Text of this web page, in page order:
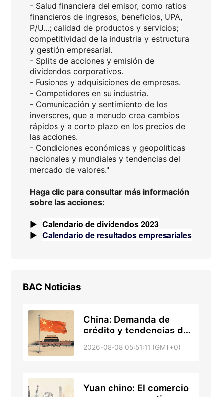
- Salud financiera del emisor, como ratios
financieros de ingresos, beneficios, UPA,
P/U...; calidad de productos y servicios;
competitividad de la industria y estructura
y gestión empresarial.
- Splits de acciones y emisión de
dividendos corporativos.
- Fusiones y adquisiciones de empresas.
- Competidores en su industria.
- Comunicación y sentimiento de los
inversores, que a menudo crea cambios
rápidos y a corto plazo en los precios de
las acciones.
- Condiciones económicas y geopolíticas
nacionales y mundiales y tendencias del
mercado de valores."
Haga clic para consultar más información
sobre las acciones:
▶ Calendario de dividendos 2023
▶ Calendario de resultados empresariales
BAC Noticias
China: Demanda de
crédito y tendencias de
2026-08-08 05:51:11 (GMT+0)
Yuan chino: El comercio